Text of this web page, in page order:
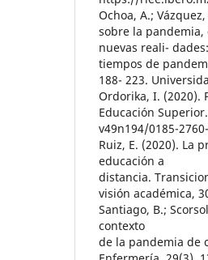
Ochoa, A.;
sobre la pandemia,
nuevas reali-
tiempos de
188- 223.
Ordorika, I. (2020).
Educación
v49n194/0185-
Ruiz, E. (2020). La
educación a
distancia.
visión académica,
Santiago, B.;
contexto
de la pandemia de